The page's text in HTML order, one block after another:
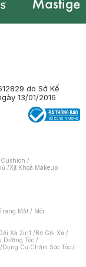
do Sở Kế
13/01/2016
/
/Xịt Khoá Makeup
Mắt / Môi
Xả 2in1 /Bộ Gội Xả /
Dưỡng Tóc /
/Dụng Cụ Chăm Sóc Tóc /